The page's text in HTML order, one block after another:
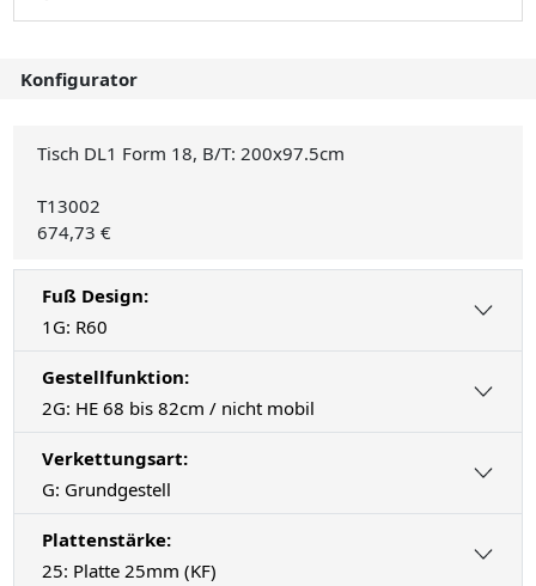
Konfigurator
Tisch DL1 Form 18, B/T: 200x97.5cm
T13002
674,73 €
Fuß Design:
1G: R60
Gestellfunktion:
2G: HE 68 bis 82cm / nicht mobil
Verkettungsart:
G: Grundgestell
Plattenstärke:
25: Platte 25mm (KF)